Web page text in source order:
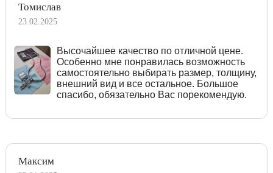
Томислав
23.02.2025
Высочайшее качество по отличной цене.
Особенно мне понравилась возможность
самостоятельно выбирать размер, толщину,
внешний вид и все остальное. Большое
спасибо, обязательно Вас порекомендую.
Максим